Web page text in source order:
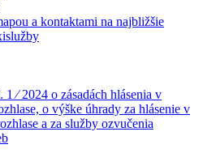
a kontaktami na najbližšie
1 ⁄ 2024 o zásadách hlásenia v
o výške úhrady za hlásenie v
a za služby ozvučenia